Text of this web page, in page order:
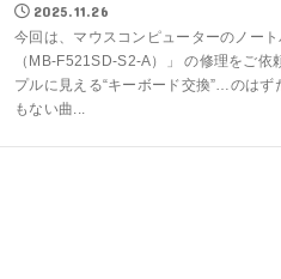
2025.11.26
今回は、マウスコンピューターのノー
（MB-F521SD-S2-A）」 の修理をご依
プルに見える“キーボード交換”…のは
もない曲...